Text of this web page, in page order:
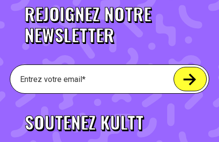
REJOIGNEZ NOTRE
NEWSLETTER
SOUTENEZ KULTT